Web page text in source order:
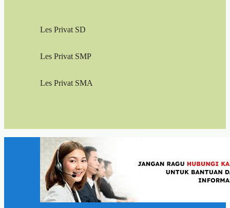
Les Privat SD
Les Privat SMP
Les Privat SMA